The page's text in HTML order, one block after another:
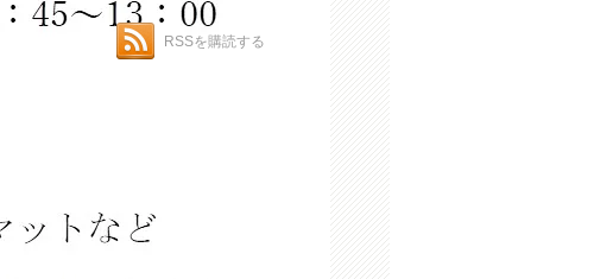
RSSを購読する